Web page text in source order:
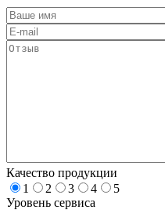
Качество продукции
1
2 3 4
5
Уровень сервиса